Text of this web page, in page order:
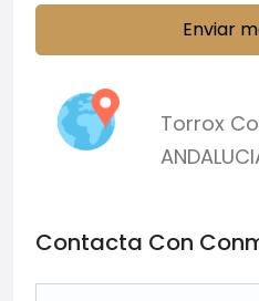
Enviar
Torrox
Contacta Con